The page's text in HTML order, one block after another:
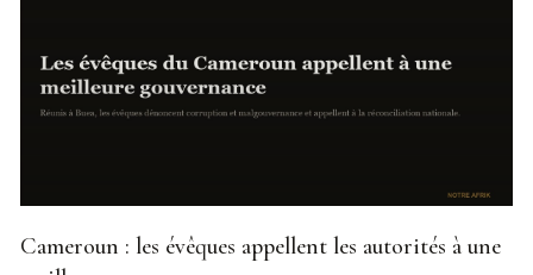
Cameroun : les évêques appellent les autorités à une